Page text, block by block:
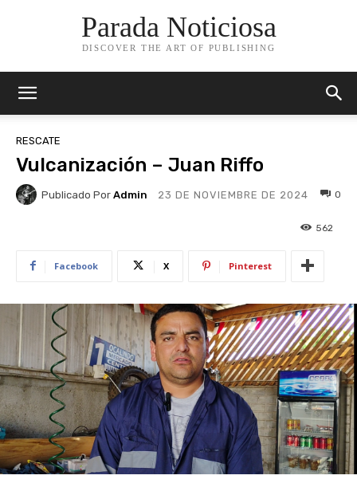
Parada Noticiosa
DISCOVER THE ART OF PUBLISHING
RESCATE
Vulcanización – Juan Riffo
Publicado Por Admin 23 DE NOVIEMBRE DE 2024 0
562
Facebook X Pinterest